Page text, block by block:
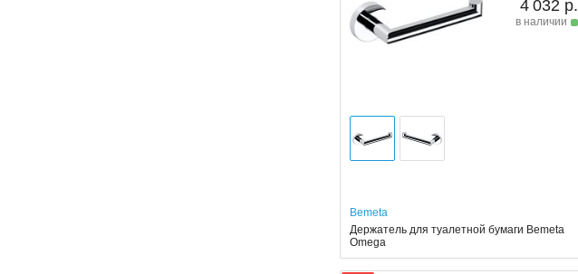
4 032 р.
в наличии
Bemeta
Держатель для туалетной бумаги Bemeta
Omega